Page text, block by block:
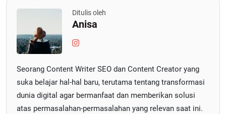
Ditulis oleh
Anisa
Seorang Content Writer SEO dan Content Creator yang
suka belajar hal-hal baru, terutama tentang transformasi
dunia digital agar bermanfaat dan memberikan solusi
atas permasalahan-permasalahan yang relevan saat ini.